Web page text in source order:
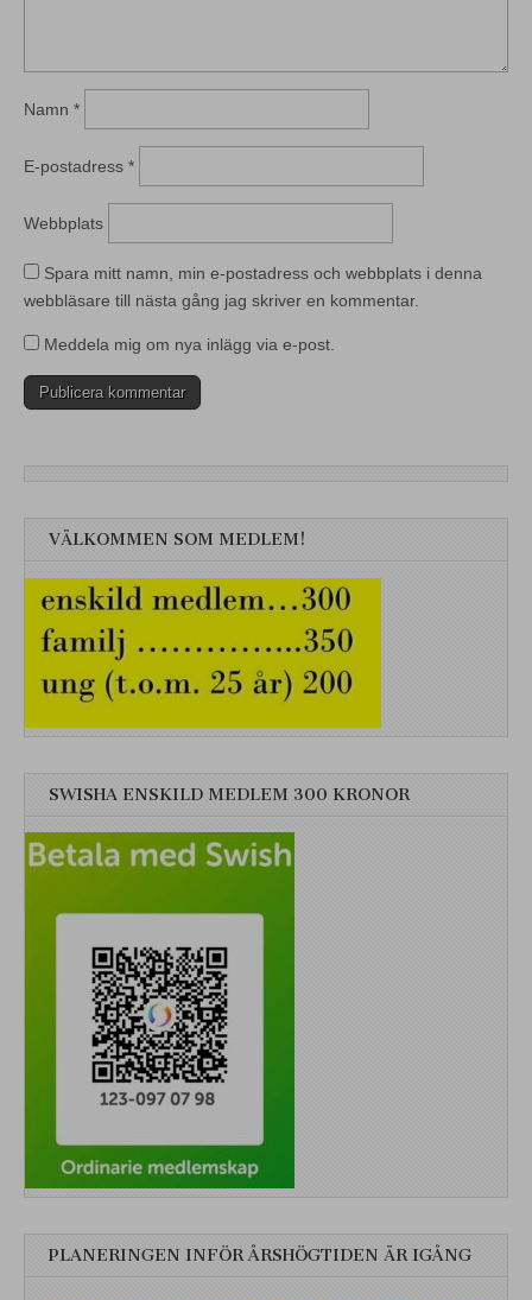
Namn *
E-postadress *
Webbplats
Spara mitt namn, min e-postadress och webbplats i denna
webbläsare till nästa gång jag skriver en kommentar.
Meddela mig om nya inlägg via e-post.
VÄLKOMMEN SOM MEDLEM!
SWISHA ENSKILD MEDLEM 300 KRONOR
PLANERINGEN INFÖR ÅRSHÖGTIDEN ÄR IGÅNG